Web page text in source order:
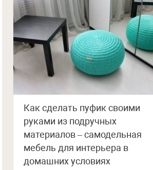
Как сделать пуфик своими
руками из подручных
материалов – самодельная
мебель для интерьера в
домашних условиях